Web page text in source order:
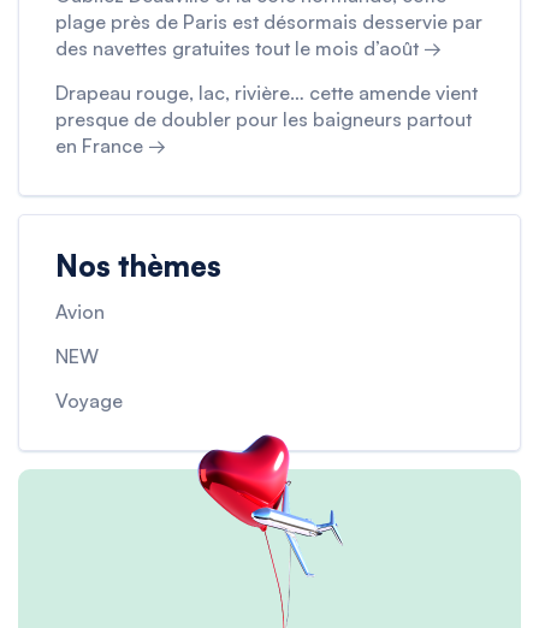
plage près de Paris est désormais desservie par
des navettes gratuites tout le mois d’août →
Drapeau rouge, lac, rivière… cette amende vient
presque de doubler pour les baigneurs partout
en France →
Nos thèmes
Avion
NEW
Voyage